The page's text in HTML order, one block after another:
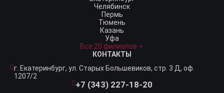
Челябинск
Пермь
Тюмень
Казань
Уфа
Все 20 филиалов
КОНТАКТЫ
г. Екатеринбург, ул. Старых Большевиков, стр. 3 Д, оф.
1207/2
+7 (343) 227-18-20